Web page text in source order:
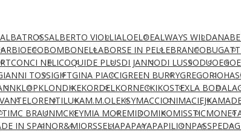
ALBATROSSALBERTO VIOLLIALOELOEALWAYS WILD
BIOECOBOMBONELLABORSE IN PELLEBRANCO
CONCI NELICOQUIDE PLUSDI JANNODI LUSSODUOEGO
TOSSIGIFTGINA PIACCIGREEN BURRYGREGORIO
KLOPKLONDIKEKORDELKORNECKIKOSTEXLA BODA
LORENTILUKAM.M.OLEKSYMACCIONIMACIEJKA
MC BRAUNMCKEYMIA MOREMIDOMIKOMISSTIC
IN SPAINOR&MIORSSELIAPAPAYAPAPILIONPASSPEDAG